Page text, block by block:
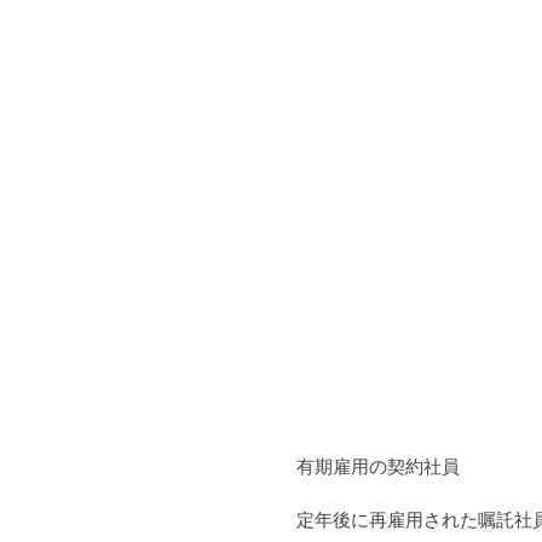
有期雇用の契約社員
定年後に再雇用された嘱託社